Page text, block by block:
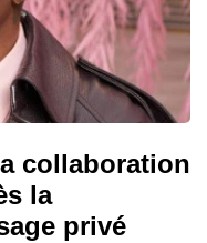
collaboration
la
privé